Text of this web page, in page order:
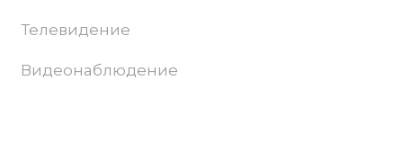
Телевидение
Видеонаблюдение